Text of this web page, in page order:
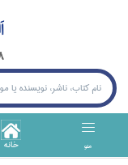
منو خانه